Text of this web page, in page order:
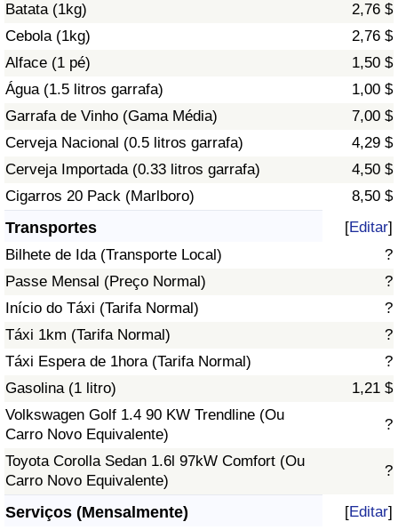
Batata (1kg)
2,76 $
Cebola (1kg)
2,76 $
Alface (1 pé)
1,50 $
Água (1.5 litros garrafa)
1,00 $
Garrafa de Vinho (Gama Média)
7,00 $
Cerveja Nacional (0.5 litros garrafa)
4,29 $
Cerveja Importada (0.33 litros garrafa)
4,50 $
Cigarros 20 Pack (Marlboro)
8,50 $
Transportes [Editar]
Bilhete de Ida (Transporte Local)
?
Passe Mensal (Preço Normal)
?
Início do Táxi (Tarifa Normal)
?
Táxi 1km (Tarifa Normal)
?
Táxi Espera de 1hora (Tarifa Normal)
?
Gasolina (1 litro)
1,21 $
Volkswagen Golf 1.4 90 KW Trendline (Ou
Carro Novo Equivalente)
?
Toyota Corolla Sedan 1.6l 97kW Comfort (Ou
Carro Novo Equivalente)
?
Serviços (Mensalmente) [Editar]
Indicador de Poluição por País
Trânsito
Indicador de Trânsito
Indicador de Trânsito (Atual)
Indicador de Trânsito por País